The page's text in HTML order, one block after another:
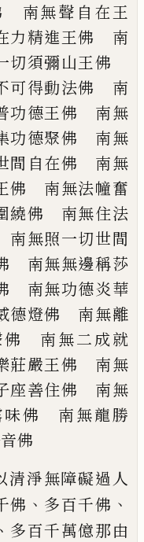
南無聲自在王
力精進王佛 南
切須彌山王佛
可得動法佛 南
功德王佛 南無
功德聚佛 南無
間自在佛 南無
佛 南無法幢奮
繞佛 南無住法
無照一切世間
南無無邊稱莎
南無功德炎華
德燈佛 南無離
佛 南無二成就
莊嚴王佛 南無
座善住佛 南無
味佛 南無龍勝
佛
清淨無障礙過人
佛 、 多百千佛 、
、 多百千萬億那由